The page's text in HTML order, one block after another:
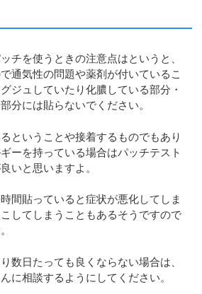
チを使うときの注意点はというと、
通気性の問題や薬剤が付いているこ
ジュしていたり化膿している部分・
分には貼らないでください。
ということや接着するものでもあり
ーを持っている場合はパッチテスト
いと思いますよ。
間貼っていると症状が悪化してしま
してしまうこともあるそうですので
数日たっても良くならない場合は、
に相談するようにしてください。